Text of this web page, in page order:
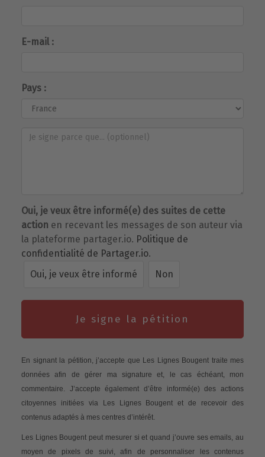
E-mail :
Pays :
Oui, je veux être informé(e) des suites de cette
action en recevant les messages de son auteur via
la plateforme partager.io. Politique de
confidentialité de Partager.io.
Oui, je veux être informé
Non
Je signe la pétition
En signant la pétition, j’accepte que Les Lignes Bougent traite mes
données afin de gérer ma signature et, le cas échéant, mon
commentaire. J’accepte également d’être informé(e) des actions
citoyennes initiées via Les Lignes Bougent et de recevoir des
contenus adaptés à mes centres d’intérêt.
Les Lignes Bougent peut mesurer si et quand j’ouvre ses emails, au
moyen de pixels de suivi, afin de personnaliser les contenus